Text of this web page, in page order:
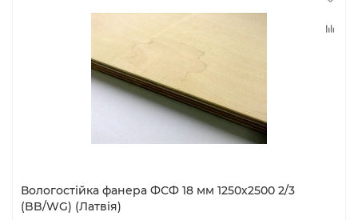
Вологостійка фанера ФСФ 18 мм 1250х2500 2/3
(BB/WG) (Латвія)